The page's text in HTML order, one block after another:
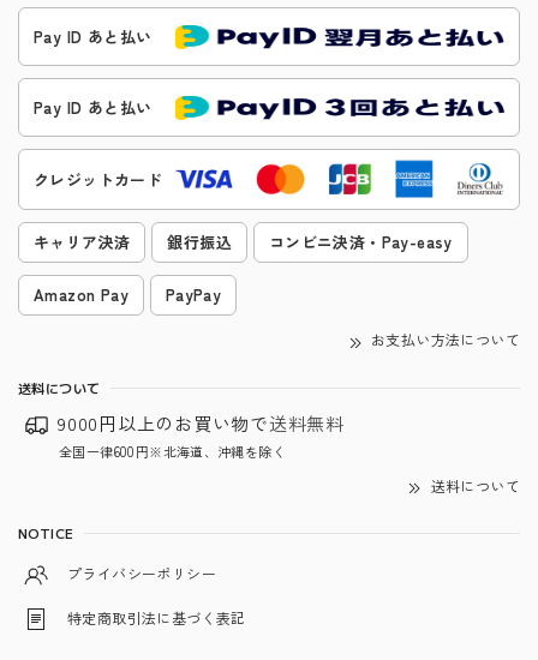
Pay ID あと払い
Pay ID あと払い
クレジットカード
キャリア決済 銀行振込 コンビニ決済・Pay-easy
Amazon Pay PayPay
お支払い方法について
送料について
9000円以上のお買い物で送料無料
全国一律600円※北海道、沖縄を除く
送料について
NOTICE
プライバシーポリシー
特定商取引法に基づく表記